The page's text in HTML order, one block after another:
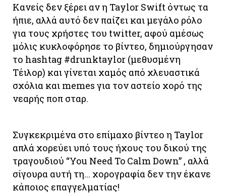
Κανείς δεν ξέρει αν η Taylor Swift όντως τα
ήπιε, αλλά αυτό δεν παίζει και μεγάλο ρόλο
για τους χρήστες του twitter, αφού αμέσως
μόλις κυκλοφόρησε το βίντεο, δημιούργησαν
το hashtag #drunktaylor (μεθυσμένη
Τέιλορ) και γίνεται χαμός από χλευαστικά
σχόλια και memes για τον αστείο χορό της
νεαρής ποπ σταρ.
Συγκεκριμένα στο επίμαχο βίντεο η Taylor
απλά χορεύει υπό τους ήχους του δικού της
τραγουδιού “You Need To Calm Down” , αλλά
σίγουρα αυτή τη... χορογραφία δεν την έκανε
κάποιος επαγγελματίας!